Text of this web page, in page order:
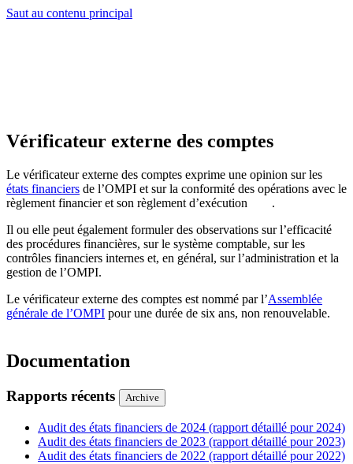
Saut au contenu principal
Vérificateur externe des comptes
Le vérificateur externe des comptes exprime une opinion sur les
états financiers de l’OMPI et sur la conformité des opérations avec le
règlement financier et son règlement d’exécution
.
Il ou elle peut également formuler des observations sur l’efficacité
des procédures financières, sur le système comptable, sur les
contrôles financiers internes et, en général, sur l’administration et la
gestion de l’OMPI.
Le vérificateur externe des comptes est nommé par l’Assemblée
générale de l’OMPI pour une durée de six ans, non renouvelable.
Documentation
Rapports récents Archive
Audit des états financiers de 2024 (rapport détaillé pour 2024)
Audit des états financiers de 2023 (rapport détaillé pour 2023)
Audit des états financiers de 2022 (rapport détaillé pour 2022)